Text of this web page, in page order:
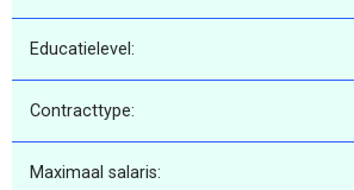
Educatielevel:
Contracttype:
Maximaal salaris: